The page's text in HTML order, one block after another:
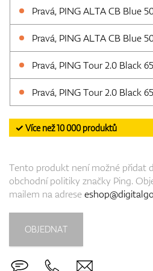
Pravá, PING ALTA CB Blue
Pravá, PING ALTA CB Blue
Pravá, PING Tour 2.0 Black
Pravá, PING Tour 2.0 Black
✓ Více než 10 000 produktů
Tento produkt není možné přidat
obchodní politiky značky Ping.
mailem na adrese
OBJEDNAT